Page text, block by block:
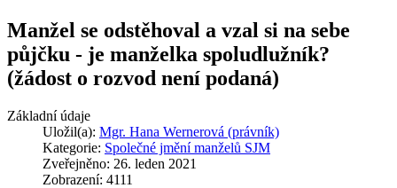
Manžel se odstěhoval a vzal si na sebe
půjčku - je manželka spoludlužník?
(žádost o rozvod není podaná)
Základní údaje
Uložil(a): Mgr. Hana Wernerová (právník)
Kategorie: Společné jmění manželů SJM
Zveřejněno: 26. leden 2021
Zobrazení: 4111